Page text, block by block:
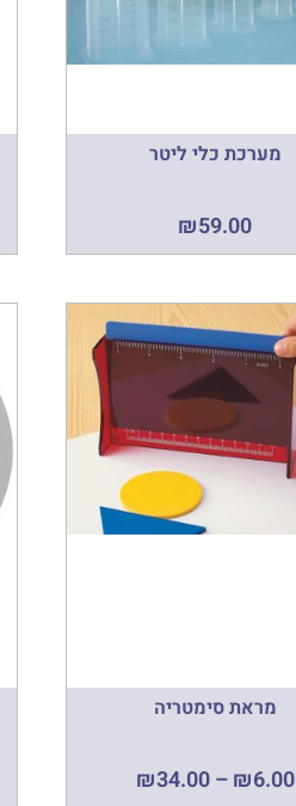
מערכת כלי ליטר
₪59.00
מראת סימטריה
₪6.00
–
₪34.00